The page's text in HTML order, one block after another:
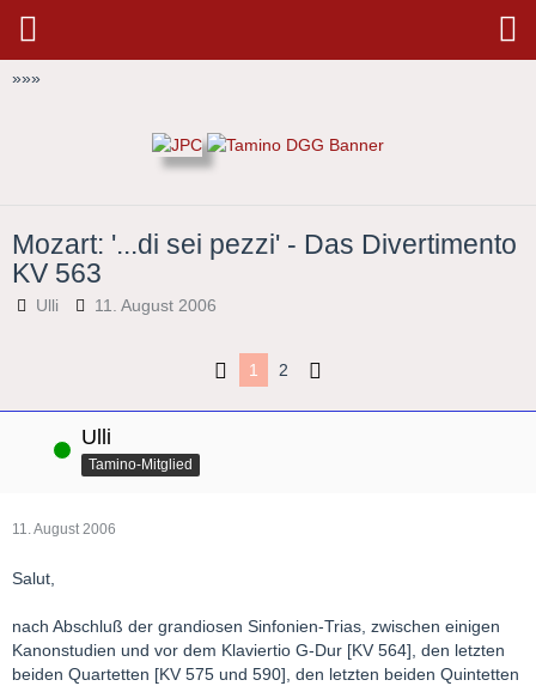
»»»
Mozart: '...di sei pezzi' - Das Divertimento
KV 563
Ulli 11. August 2006
1 2
Online Ulli
Tamino-Mitglied
11. August 2006
Salut,
nach Abschluß der grandiosen Sinfonien-Trias, zwischen einigen
Kanonstudien und vor dem Klaviertio G-Dur [KV 564], den letzten
beiden Quartetten [KV 575 und 590], den letzten beiden Quintetten